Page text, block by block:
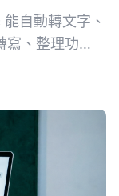
自動轉文字、
寫、整理功